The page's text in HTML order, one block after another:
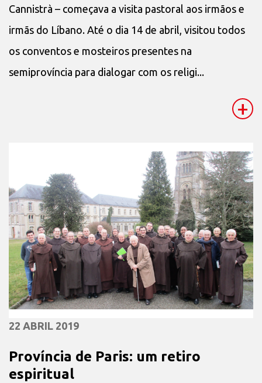
Cannistrà – começava a visita pastoral aos irmãos e
irmãs do Líbano. Até o dia 14 de abril, visitou todos
os conventos e mosteiros presentes na
semiprovíncia para dialogar com os religi...
+
22 ABRIL 2019
Província de Paris: um retiro
espiritual